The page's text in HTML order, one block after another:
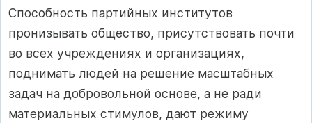
Способность партийных институтов
пронизывать общество, присут­ствовать почти
во всех учреждениях и организациях,
поднимать людей на решение масштабных
задач на добровольной основе, а не ради
материаль­ных стимулов, дают режиму